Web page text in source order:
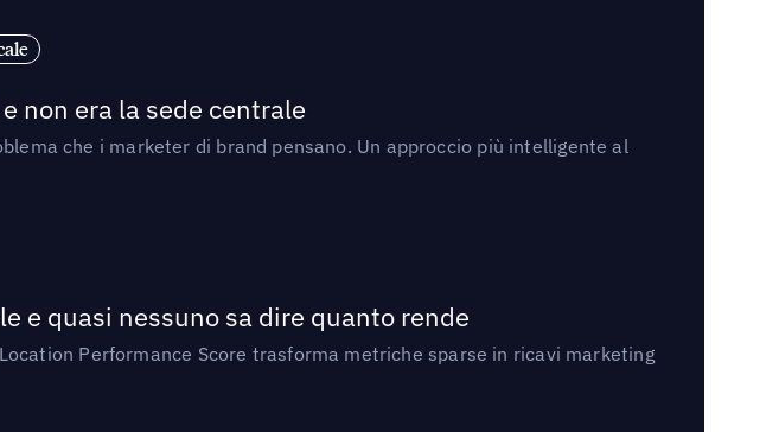
non era la sede centrale
che i marketer di brand pensano. Un approccio più intelligente al
e quasi nessuno sa dire quanto rende
Performance Score trasforma metriche sparse in ricavi marketing